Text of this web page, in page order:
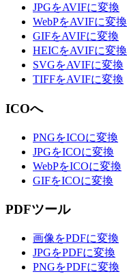
JPGをAVIFに変換
WebPをAVIFに変換
GIFをAVIFに変換
HEICをAVIFに変換
SVGをAVIFに変換
TIFFをAVIFに変換
ICOへ
PNGをICOに変換
JPGをICOに変換
WebPをICOに変換
GIFをICOに変換
PDFツール
画像をPDFに変換
JPGをPDFに変換
PNGをPDFに変換